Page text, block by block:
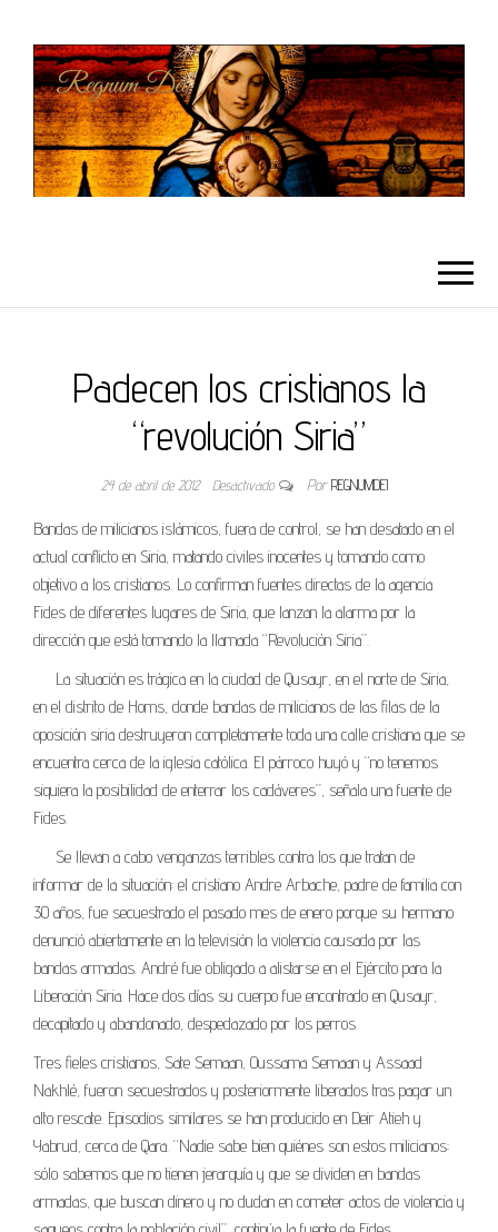
Padecen los cristianos la
“revolución Siria”
24 de abril de 2012 Desactivado Por REGNUMDEI
Bandas de milicianos islámicos, fuera de control, se han desatado en el
actual conflicto en Siria, matando civiles inocentes y tomando como
objetivo a los cristianos. Lo confirman fuentes directas de la agencia
Fides de diferentes lugares de Siria, que lanzan la alarma por la
dirección que está tomando la llamada “Revolución Siria”.
La situación es trágica en la ciudad de Qusayr, en el norte de Siria,
en el distrito de Homs, donde bandas de milicianos de las filas de la
oposición siria destruyeron completamente toda una calle cristiana que se
encuentra cerca de la iglesia católica. El párroco huyó y “no tenemos
siquiera la posibilidad de enterrar los cadáveres”, señala una fuente de
Fides.
Se llevan a cabo venganzas terribles contra los que tratan de
informar de la situación: el cristiano Andre Arbache, padre de familia con
30 años, fue secuestrado el pasado mes de enero porque su hermano
denunció abiertamente en la televisión la violencia causada por las
bandas armadas. André fue obligado a alistarse en el Ejército para la
Liberación Siria. Hace dos días su cuerpo fue encontrado en Qusayr,
decapitado y abandonado, despedazado por los perros.
Tres fieles cristianos, Sate Semaan, Oussama Semaan y Assaad
Nakhlé, fueron secuestrados y posteriormente liberados tras pagar un
alto rescate. Episodios similares se han producido en Deir Atieh y
Yabrud, cerca de Qara. “Nadie sabe bien quiénes son estos milicianos:
sólo sabemos que no tienen jerarquía y que se dividen en bandas
armadas, que buscan dinero y no dudan en cometer actos de violencia y